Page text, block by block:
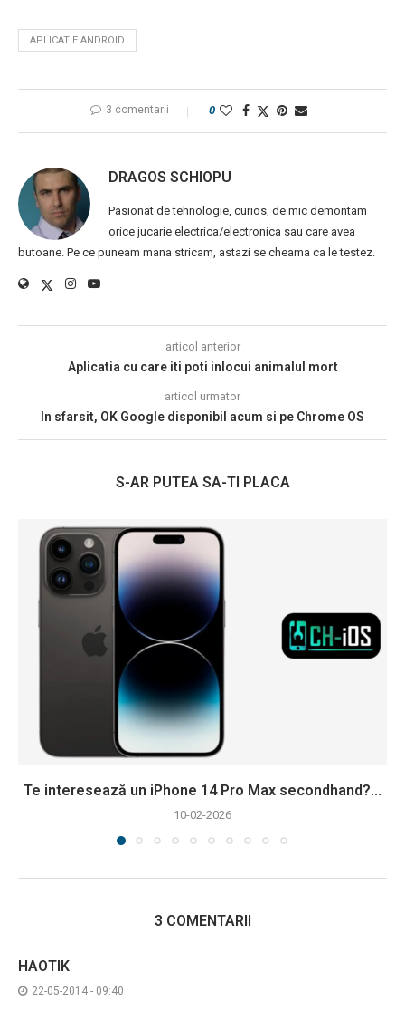
APLICATIE ANDROID
3 comentarii 0
DRAGOS SCHIOPU
Pasionat de tehnologie, curios, de mic demontam
orice jucarie electrica/electronica sau care avea
butoane. Pe ce puneam mana stricam, astazi se cheama ca le testez.
articol anterior
Aplicatia cu care iti poti inlocui animalul mort
articol urmator
In sfarsit, OK Google disponibil acum si pe Chrome OS
S-AR PUTEA SA-TI PLACA
Te interesează un iPhone 14 Pro Max secondhand?...
10-02-2026
3 COMENTARII
HAOTIK
22-05-2014 - 09:40